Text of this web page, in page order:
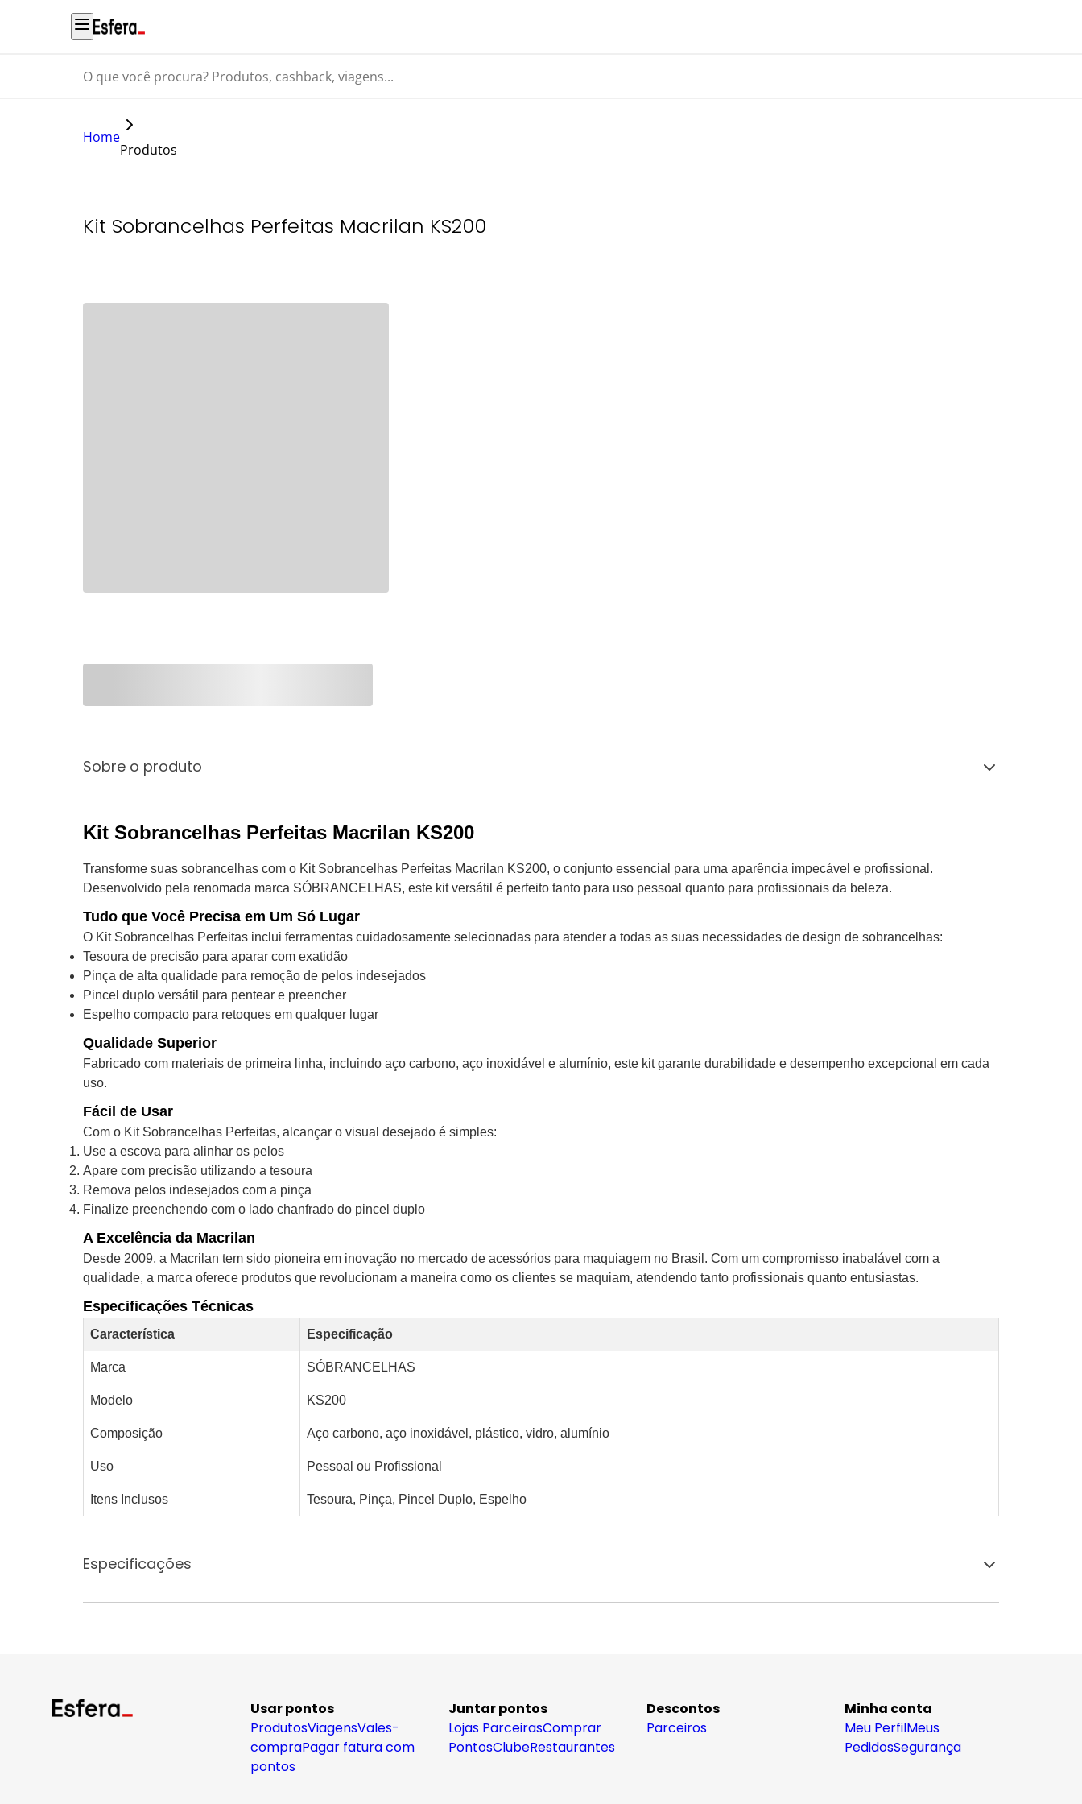
O que você procura? Produtos, cashback, viagens...
Home
Produtos
Kit Sobrancelhas Perfeitas Macrilan KS200
Sobre o produto
Kit Sobrancelhas Perfeitas Macrilan KS200
Transforme suas sobrancelhas com o Kit Sobrancelhas Perfeitas Macrilan KS200, o conjunto essencial para uma aparência impecável e profissional.
Desenvolvido pela renomada marca SÓBRANCELHAS, este kit versátil é perfeito tanto para uso pessoal quanto para profissionais da beleza.
Tudo que Você Precisa em Um Só Lugar
O Kit Sobrancelhas Perfeitas inclui ferramentas cuidadosamente selecionadas para atender a todas as suas necessidades de design de sobrancelhas:
Tesoura de precisão para aparar com exatidão
Pinça de alta qualidade para remoção de pelos indesejados
Pincel duplo versátil para pentear e preencher
Espelho compacto para retoques em qualquer lugar
Qualidade Superior
Fabricado com materiais de primeira linha, incluindo aço carbono, aço inoxidável e alumínio, este kit garante durabilidade e desempenho excepcional em cada
uso.
Fácil de Usar
Com o Kit Sobrancelhas Perfeitas, alcançar o visual desejado é simples:
Use a escova para alinhar os pelos
Apare com precisão utilizando a tesoura
Remova pelos indesejados com a pinça
Finalize preenchendo com o lado chanfrado do pincel duplo
A Excelência da Macrilan
Desde 2009, a Macrilan tem sido pioneira em inovação no mercado de acessórios para maquiagem no Brasil. Com um compromisso inabalável com a
qualidade, a marca oferece produtos que revolucionam a maneira como os clientes se maquiam, atendendo tanto profissionais quanto entusiastas.
Especificações Técnicas
Característica Especificação
Marca SÓBRANCELHAS
Modelo KS200
Composição Aço carbono, aço inoxidável, plástico, vidro, alumínio
Uso Pessoal ou Profissional
Itens Inclusos Tesoura, Pinça, Pincel Duplo, Espelho
Especificações
Usar pontos
ProdutosViagensVales-
compraPagar fatura com
pontos
Juntar pontos
Lojas ParceirasComprar
PontosClubeRestaurantes
Descontos
Parceiros
Minha conta
Meu PerfilMeus
PedidosSegurança